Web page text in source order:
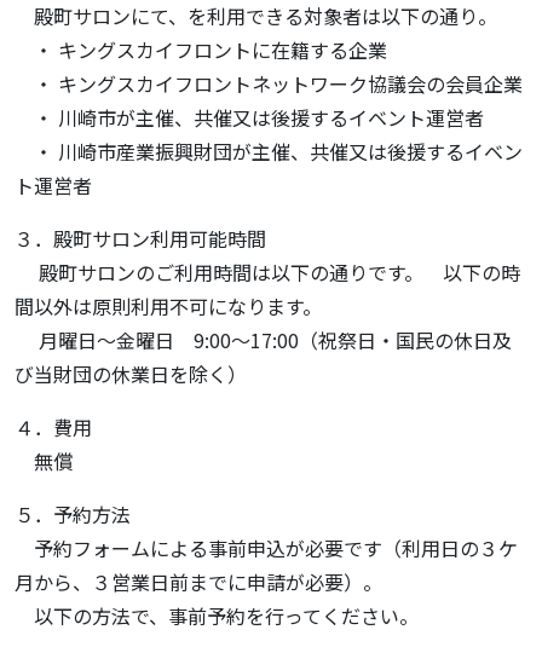
殿町サロンにて、を利用できる対象者は以下の通り。
・ キングスカイフロントに在籍する企業
・ キングスカイフロントネットワーク協議会の会員企業
・ 川崎市が主催、共催又は後援するイベント運営者
・ 川崎市産業振興財団が主催、共催又は後援するイベン
ト運営者
３．殿町サロン利用可能時間
殿町サロンのご利用時間は以下の通りです。 以下の時
間以外は原則利用不可になります。
月曜日～金曜日 9:00～17:00（祝祭日・国民の休日及
び当財団の休業日を除く）
４．費用
無償
５．予約方法
予約フォームによる事前申込が必要です（利用日の３ケ
月から、３営業日前までに申請が必要）。
以下の方法で、事前予約を行ってください。